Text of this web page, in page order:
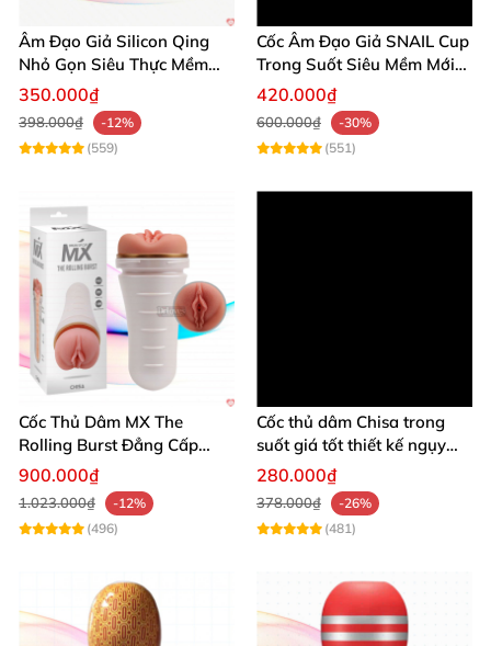
Âm Đạo Giả Silicon Qing
Nhỏ Gọn Siêu Thực Mềm
Mại
350.000₫
398.000₫
-12%
(559)
Cốc Âm Đạo Giả SNAIL Cup
Trong Suốt Siêu Mềm Mới
Lạ Giá Tốt
420.000₫
600.000₫
-30%
(551)
Cốc Thủ Dâm MX The
Rolling Burst Đẳng Cấp
Ngụy Trang Tinh Tế
900.000₫
1.023.000₫
-12%
(496)
Cốc thủ dâm Chisa trong
suốt giá tốt thiết kế ngụy
trang
280.000₫
378.000₫
-26%
(481)